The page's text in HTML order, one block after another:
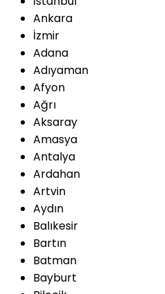
Ankara
İzmir
Adana
Adıyaman
Afyon
Ağrı
Aksaray
Amasya
Antalya
Ardahan
Artvin
Aydın
Balıkesir
Bartın
Batman
Bayburt